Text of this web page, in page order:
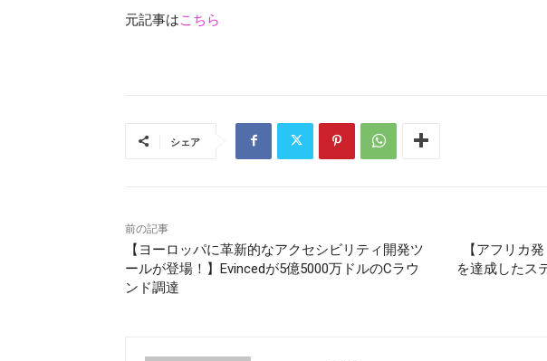
元記事はこちら
シェア
前の記事
【ヨーロッパに革新的なアクセシビリティ開発ツ
ールが登場！】Evincedが5億5000万ドルのCラウ
ンド調達
【アフリカ
を達成したス